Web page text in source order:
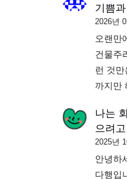
기쁨과
2026년
오랜만
건물주
런 것만
까지만
나는
으려
2025년
안녕하
다행입